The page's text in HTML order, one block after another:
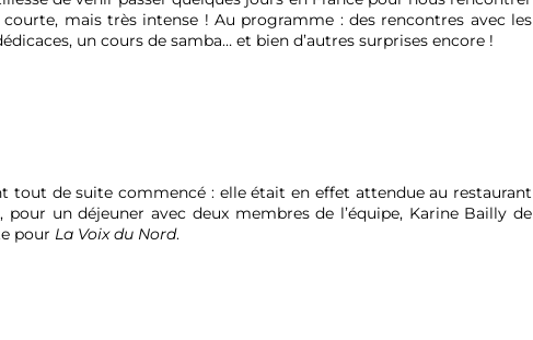
mais très intense ! Au programme : des rencontres avec les
un cours de samba… et bien d’autres surprises encore !
tout de suite commencé : elle était en effet attendue au restaurant
un déjeuner avec deux membres de l’équipe, Karine Bailly de
pour La Voix du Nord.